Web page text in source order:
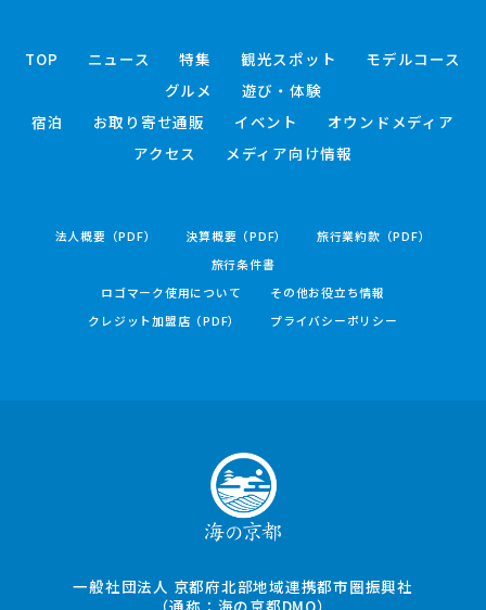
TOP ニュース 特集 観光スポット
モデルコース
グルメ
遊び・体験
宿泊
お取り寄せ通販 イベント
オウンドメディア
アクセス
メディア向け情報
法人概要（PDF） 決算概要（PDF）
旅行業約款（PDF）
旅行条件書
ロゴマーク使用について
その他お役立ち情報
クレジット加盟店（PDF）
プライバシーポリシー
一般社団法人 京都府北部地域連携都市圏振興社
（通称：海の京都DMO）